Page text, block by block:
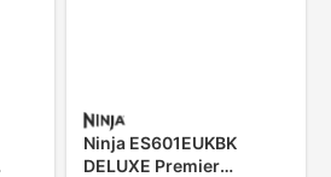
Ninja ES601EUKBK
DELUXE Premier